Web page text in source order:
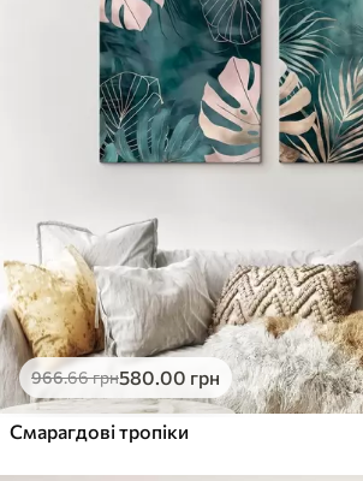
966.66грн580.00 грн
Смарагдові тропіки